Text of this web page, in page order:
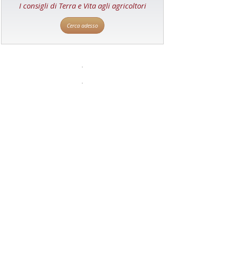
I consigli di Terra e Vita agli agricoltori
Cerca adesso